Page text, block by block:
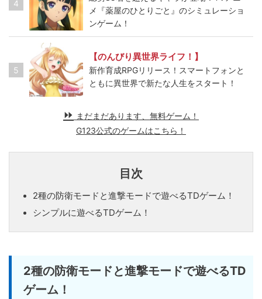
4
メ『薬屋のひとりごと』のシミュレーショ
ンゲーム！
5
【のんびり異世界ライフ！】
新作育成RPGリリース！スマートフォンと
ともに異世界で新たな人生をスタート！
まだまだあります、無料ゲーム！
G123公式のゲームはこちら！
目次
2種の防衛モードと進撃モードで遊べるTDゲーム！
シンプルに遊べるTDゲーム！
2種の防衛モードと進撃モードで遊べるTD
ゲーム！